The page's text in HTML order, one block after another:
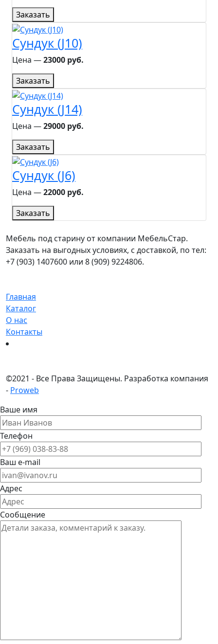
Заказать
Сундук (J10)
Цена ―23000 руб.
Заказать
Сундук (J14)
Цена ―29000 руб.
Заказать
Сундук (J6)
Цена ―22000 руб.
Заказать
Мебель под старину от компании МебельСтар.
Заказать на выгодных условиях, с доставкой, по тел:
+7 (903) 1407600 или 8 (909) 9224806.
Главная
Каталог
О нас
Контакты
©2021 - Все Права Защищены. Разработка компания
- Proweb
Ваше имя
Телефон
Ваш e-mail
Адрес
Сообщение